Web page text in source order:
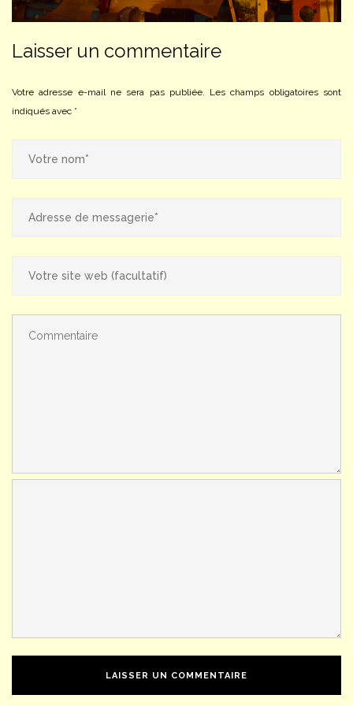
Laisser un commentaire
Votre adresse e-mail ne sera pas publiée. Les champs obligatoires sont
indiqués avec *